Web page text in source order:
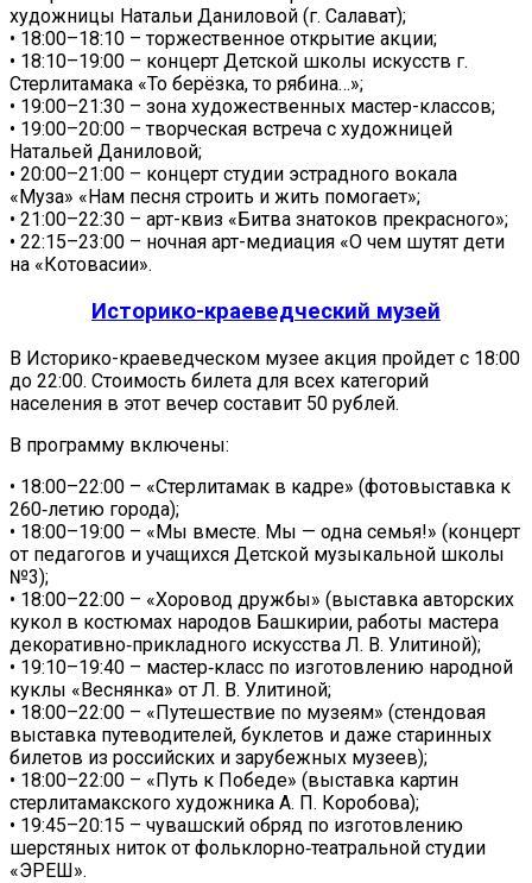
художницы Натальи Даниловой (г. Салават);
• 18:00–18:10 – торжественное открытие акции;
• 18:10–19:00 – концерт Детской школы искусств г.
Стерлитамака «То берёзка, то рябина…»;
• 19:00–21:30 – зона художественных мастер-классов;
• 19:00–20:00 – творческая встреча с художницей
Натальей Даниловой;
• 20:00–21:00 – концерт студии эстрадного вокала
«Муза» «Нам песня строить и жить помогает»;
• 21:00–22:30 – арт-квиз «Битва знатоков прекрасного»;
• 22:15–23:00 – ночная арт-медиация «О чем шутят дети
на «Котовасии».
Историко-краеведческий музей
В Историко-краеведческом музее акция пройдет с 18:00
до 22:00. Стоимость билета для всех категорий
населения в этот вечер составит 50 рублей.
В программу включены:
• 18:00–22:00 – «Стерлитамак в кадре» (фотовыставка к
260‑летию города);
• 18:00–19:00 – «Мы вместе. Мы — одна семья!» (концерт
от педагогов и учащихся Детской музыкальной школы
№3);
• 18:00–22:00 – «Хоровод дружбы» (выставка авторских
кукол в костюмах народов Башкирии, работы мастера
декоративно‑прикладного искусства Л. В. Улитиной);
• 19:10–19:40 – мастер‑класс по изготовлению народной
куклы «Веснянка» от Л. В. Улитиной;
• 18:00–22:00 – «Путешествие по музеям» (стендовая
выставка путеводителей, буклетов и даже старинных
билетов из российских и зарубежных музеев);
• 18:00–22:00 – «Путь к Победе» (выставка картин
стерлитамакского художника А. П. Коробова);
• 19:45–20:15 – чувашский обряд по изготовлению
шерстяных ниток от фольклорно‑театральной студии
«ЭРЕШ».